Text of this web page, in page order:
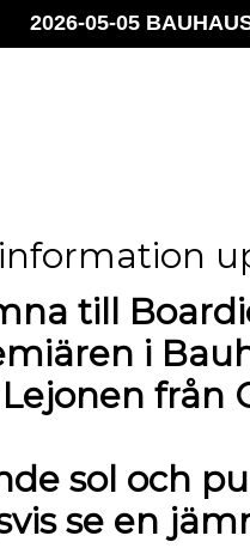
2026-05-05
till
i
från
sol och
se en